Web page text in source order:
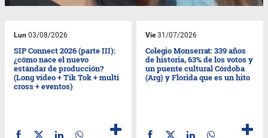
Lun 03/08/2026
SIP Connect 2026 (parte III):
¿cómo nace el nuevo
estándar de producción?
(Long video + Tik Tok + multi
cross + eventos)
Vie31/07/2026
Colegio Monserrat: 339 años
de historia, 63% de los votos y
un puente cultural Córdoba
(Arg) y Florida que es un hito